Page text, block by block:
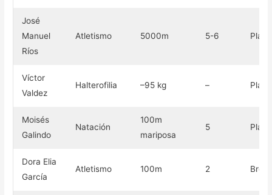
José
Manuel
Ríos
Atletismo 5000m 5-6 Plata
Víctor
Valdez
Halterofilia –95 kg – Plata
Moisés
Galindo
Natación
100m
mariposa
5 Plata
Dora Elia
García
Atletismo 100m 2